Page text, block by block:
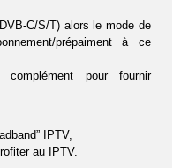
C/S/T) alors le mode de
prépaiment à ce
complément pour fournir
IPTV,
au IPTV.